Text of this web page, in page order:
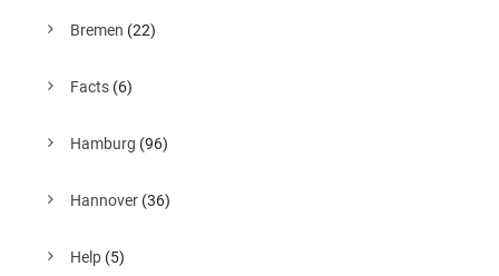
Bremen (22)
Facts (6)
Hamburg (96)
Hannover (36)
Help (5)